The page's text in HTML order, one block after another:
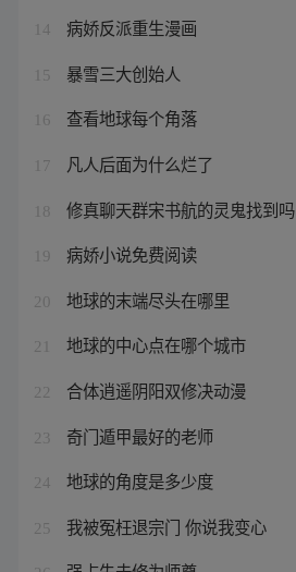
14 病娇反派重生漫画
15 暴雪三大创始人
16 查看地球每个角落
17 凡人后面为什么烂了
18 修真聊天群宋书航的灵鬼找到吗
19 病娇小说免费阅读
20 地球的末端尽头在哪里
21 地球的中心点在哪个城市
22 合体逍遥阴阳双修决动漫
23 奇门遁甲最好的老师
24 地球的角度是多少度
25 我被冤枉退宗门 你说我变心